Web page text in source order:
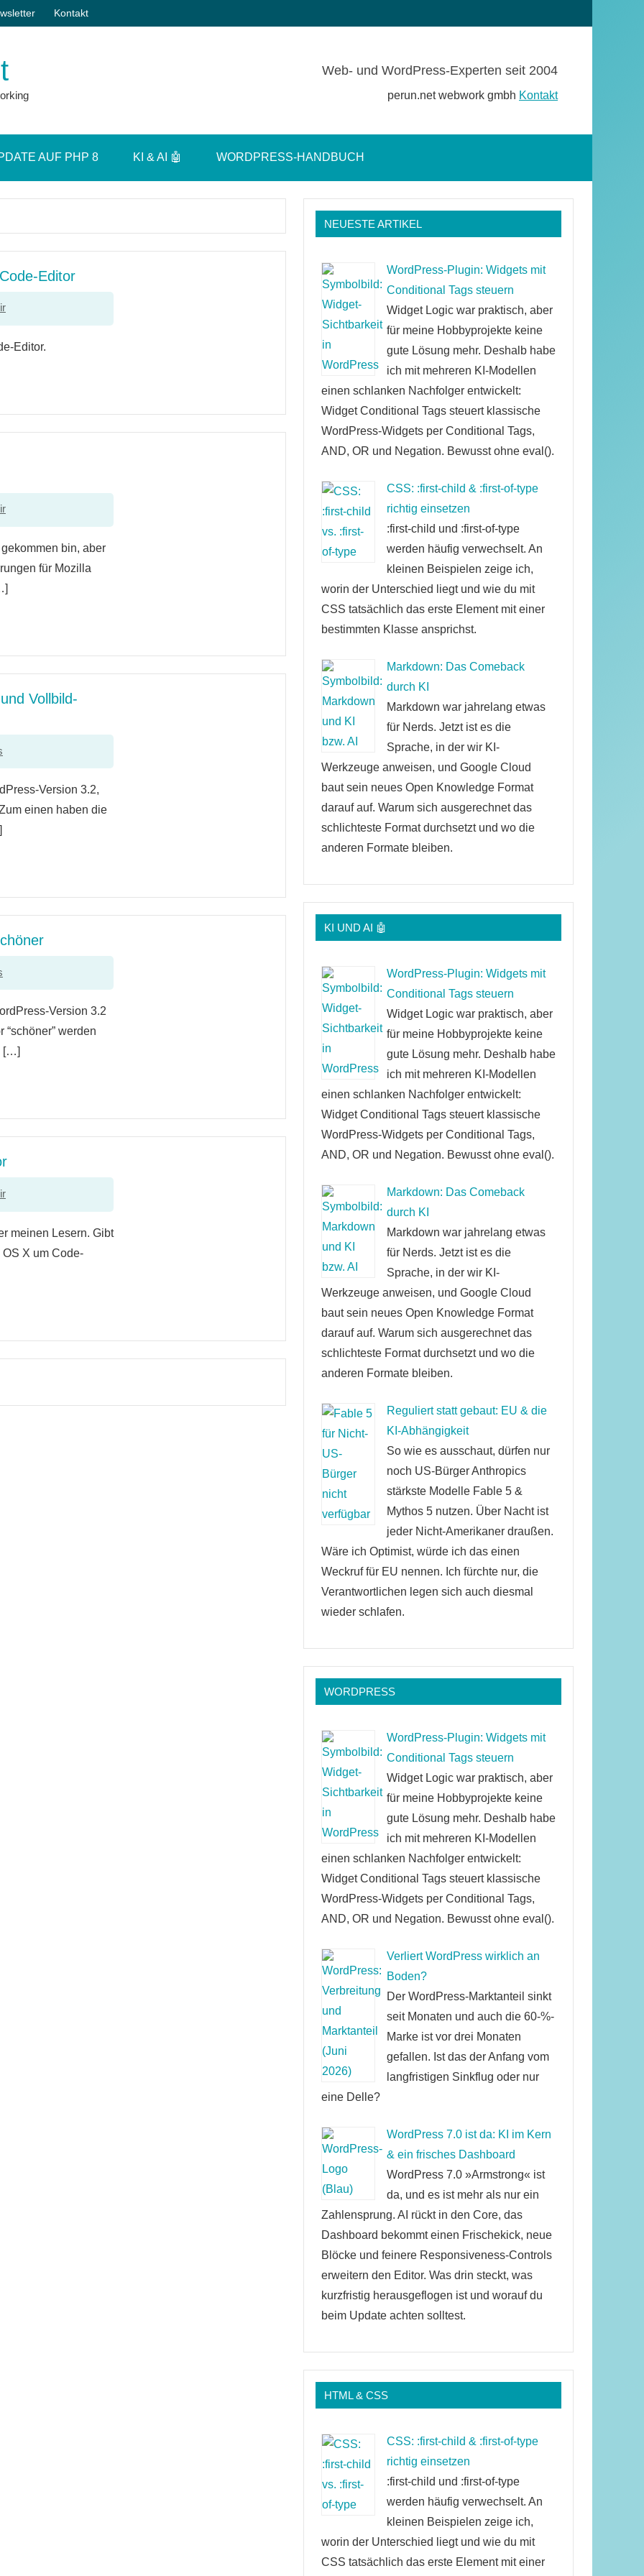
Kontakt
Web- und WordPress-Experten seit 2004
perun.net webwork gmbh Kontakt
öffnen
AUF PHP 8 KI & AI 🤖 WORDPRESS-HANDBUCH
Editor
Editor.
bin, aber
für Mozilla
Vollbild-
Version 3.2,
einen haben die
Version 3.2
werden
[…]
meinen Lesern. Gibt
X um Code-
NEUESTE ARTIKEL
WordPress-Plugin: Widgets mit
Conditional Tags steuern
Widget Logic war praktisch, aber
für meine Hobbyprojekte keine
gute Lösung mehr. Deshalb habe
ich mit mehreren KI-Modellen
einen schlanken Nachfolger entwickelt:
Widget Conditional Tags steuert klassische
WordPress-Widgets per Conditional Tags,
AND, OR und Negation. Bewusst ohne eval().
CSS: :first-child & :first-of-type
richtig einsetzen
:first-child und :first-of-type
werden häufig verwechselt. An
kleinen Beispielen zeige ich,
worin der Unterschied liegt und wie du mit
CSS tatsächlich das erste Element mit einer
bestimmten Klasse ansprichst.
Markdown: Das Comeback
durch KI
Markdown war jahrelang etwas
für Nerds. Jetzt ist es die
Sprache, in der wir KI-
Werkzeuge anweisen, und Google Cloud
baut sein neues Open Knowledge Format
darauf auf. Warum sich ausgerechnet das
schlichteste Format durchsetzt und wo die
anderen Formate bleiben.
KI UND AI 🤖
WordPress-Plugin: Widgets mit
Conditional Tags steuern
Widget Logic war praktisch, aber
für meine Hobbyprojekte keine
gute Lösung mehr. Deshalb habe
ich mit mehreren KI-Modellen
einen schlanken Nachfolger entwickelt:
Widget Conditional Tags steuert klassische
WordPress-Widgets per Conditional Tags,
AND, OR und Negation. Bewusst ohne eval().
Markdown: Das Comeback
durch KI
Markdown war jahrelang etwas
für Nerds. Jetzt ist es die
Sprache, in der wir KI-
Werkzeuge anweisen, und Google Cloud
baut sein neues Open Knowledge Format
darauf auf. Warum sich ausgerechnet das
schlichteste Format durchsetzt und wo die
anderen Formate bleiben.
Reguliert statt gebaut: EU & die
KI-Abhängigkeit
So wie es ausschaut, dürfen nur
noch US-Bürger Anthropics
stärkste Modelle Fable 5 &
Mythos 5 nutzen. Über Nacht ist
jeder Nicht-Amerikaner draußen.
Wäre ich Optimist, würde ich das einen
Weckruf für EU nennen. Ich fürchte nur, die
Verantwortlichen legen sich auch diesmal
wieder schlafen.
WORDPRESS
WordPress-Plugin: Widgets mit
Conditional Tags steuern
Widget Logic war praktisch, aber
für meine Hobbyprojekte keine
gute Lösung mehr. Deshalb habe
ich mit mehreren KI-Modellen
einen schlanken Nachfolger entwickelt:
Widget Conditional Tags steuert klassische
WordPress-Widgets per Conditional Tags,
AND, OR und Negation. Bewusst ohne eval().
Verliert WordPress wirklich an
Boden?
Der WordPress-Marktanteil sinkt
seit Monaten und auch die 60-%-
Marke ist vor drei Monaten
gefallen. Ist das der Anfang vom
langfristigen Sinkflug oder nur
eine Delle?
WordPress 7.0 ist da: KI im Kern
& ein frisches Dashboard
WordPress 7.0 »Armstrong« ist
da, und es ist mehr als nur ein
Zahlensprung. AI rückt in den Core, das
Dashboard bekommt einen Frischekick, neue
Blöcke und feinere Responsiveness-Controls
erweitern den Editor. Was drin steckt, was
kurzfristig herausgeflogen ist und worauf du
beim Update achten solltest.
HTML & CSS
CSS: :first-child & :first-of-type
richtig einsetzen
:first-child und :first-of-type
werden häufig verwechselt. An
kleinen Beispielen zeige ich,
worin der Unterschied liegt und wie du mit
CSS tatsächlich das erste Element mit einer